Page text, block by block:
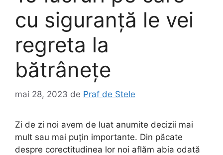
cu siguranță le vei
regreta la
bătrânețe
mai 28, 2023 de Praf de Stele
Zi de zi noi avem de luat anumite decizii mai
mult sau mai puțin importante. Din păcate
despre corectitudinea lor noi aflăm abia odată